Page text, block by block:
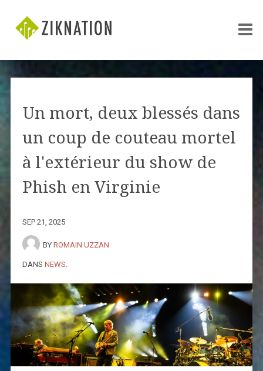
Un mort, deux blessés dans
un coup de couteau mortel
à l'extérieur du show de
Phish en Virginie
SEP 21, 2025
BY ROMAIN UZZAN
DANS NEWS